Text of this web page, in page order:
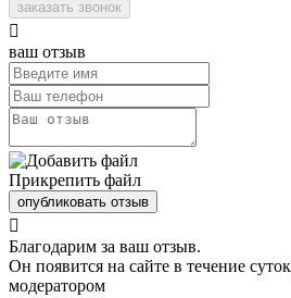
заказать звонок

ваш отзыв
Прикрепить файл
опубликовать отзыв

Благодарим за ваш отзыв.
Он появится на сайте в течение
модератором